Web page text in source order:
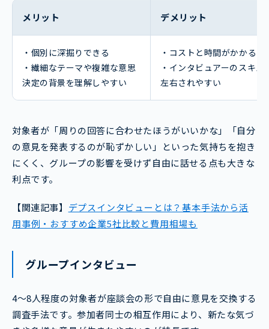
メリット デメリット
・個別に深掘りできる
・繊細なテーマや複雑な意思
決定の背景を理解しやすい
・コストと時間がかかる
・インタビュアーのスキル
左右されやすい
対象者が「周りの回答に合わせたほうがいいかな」「自分
の意見を発表するのが恥ずかしい」といった気持ちを抱き
にくく、グループの影響を受けず自由に話せる点も大きな
利点です。
【関連記事】 デプスインタビューとは？基本手法から活
用事例・おすすめ企業5社比較と費用相場も
グループインタビュー
4～8人程度の対象者が座談会の形で自由に意見を交換する
調査手法です。参加者同士の相互作用により、新たな気づ